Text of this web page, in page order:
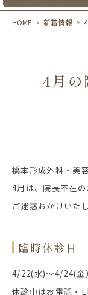
HOME > 新着情報 >
4月の
橋本形成外科・美
4月は、院長不在の
ご迷惑おかけいた
臨時休診日
4/22(水)～4/24(金）
休診中はお電話・